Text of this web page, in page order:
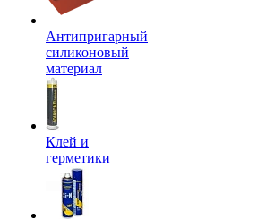
Антипригарный
силиконовый
материал
Клей и
герметики